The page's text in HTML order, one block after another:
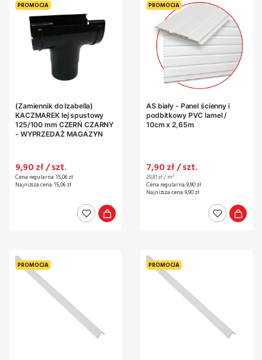
PROMOCJA
(Zamiennik do Izabella)
KACZMAREK lej spustowy
125/100 mm CZERŃ CZARNY
- WYPRZEDAŻ MAGAZYN
Cena promocyjna
9,90 zł / szt.
Cena regularna:15,06 zł
Najniższa cena:15,06 zł
PROMOCJA
AS biały - Panel ścienny i
podbitkowy PVC lamel /
10cm x 2,65m
Cena promocyjna
7,90 zł / szt.
Cena jednostkowa
29,81 zł / m²
Cena regularna:9,90 zł
Najniższa cena:9,90 zł
PROMOCJA PROMOCJA